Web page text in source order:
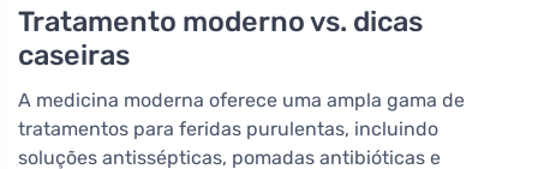
Tratamento moderno vs. dicas
caseiras
A medicina moderna oferece uma ampla gama de
tratamentos para feridas purulentas, incluindo
soluções antissépticas, pomadas antibióticas e